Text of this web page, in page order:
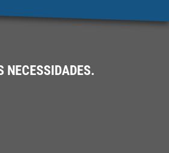
NECESSIDADES.